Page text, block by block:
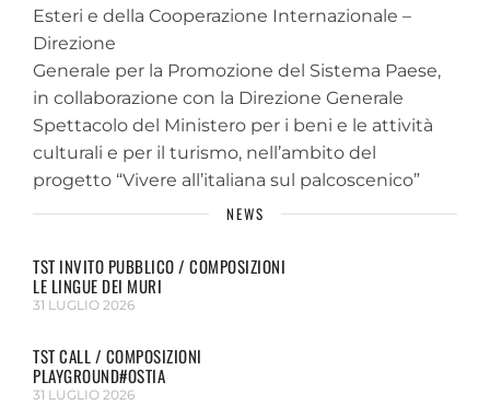
Esteri e della Cooperazione Internazionale –
Direzione
Generale per la Promozione del Sistema Paese,
in collaborazione con la Direzione Generale
Spettacolo del Ministero per i beni e le attività
culturali e per il turismo, nell’ambito del
progetto “Vivere all’italiana sul palcoscenico”
NEWS
TST INVITO PUBBLICO / COMPOSIZIONI
LE LINGUE DEI MURI
31 LUGLIO 2026
TST CALL / COMPOSIZIONI
PLAYGROUND#OSTIA
31 LUGLIO 2026